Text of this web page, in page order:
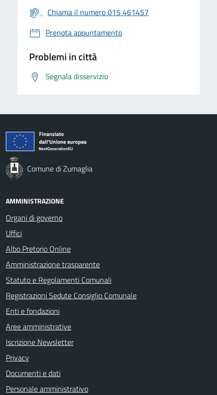
Chiama il numero 015 461457
Prenota appuntamento
Problemi in città
Segnala disservizio
Comune di Zumaglia
AMMINISTRAZIONE
Organi di governo
Uffici
Albo Pretorio Online
Amministrazione trasparente
Statuto e Regolamenti Comunali
Registrazioni Sedute Consiglio Comunale
Enti e fondazioni
Aree amministrative
Iscrizione Newsletter
Privacy
Documenti e dati
Personale amministrativo